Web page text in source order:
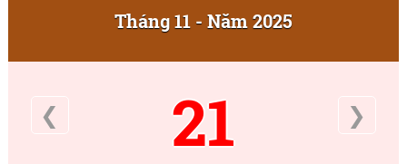
Tháng 11 - Năm 2025
❮ 21 ❯